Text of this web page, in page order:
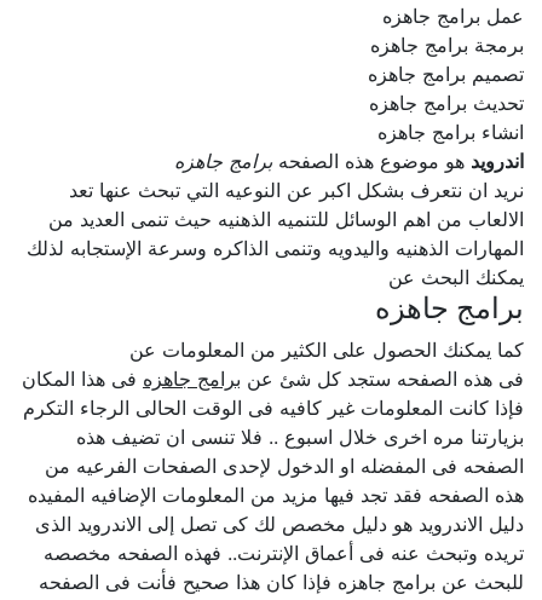
عمل برامج جاهزه
برمجة برامج جاهزه
تصميم برامج جاهزه
تحديث برامج جاهزه
انشاء برامج جاهزه
اندرويدهو موضوع هذه الصفحهبرامج جاهزه
نريد ان نتعرف بشكل اكبر عن النوعيه التي تبحث عنها تعد
الالعاب من اهم الوسائل للتنميه الذهنيه حيث تنمى العديد من
المهارات الذهنيه واليدويه وتنمى الذاكره وسرعة الإستجابه لذلك
يمكنك البحث عن
برامج جاهزه
كما يمكنك الحصول على الكثير من المعلومات عن
فى هذه الصفحه ستجد كل شئ عنبرامج جاهزهفى هذا المكان
فإذا كانت المعلومات غير كافيه فى الوقت الحالى الرجاء التكرم
بزيارتنا مره اخرى خلال اسبوع .. فلا تنسى ان تضيف هذه
الصفحه فى المفضله او الدخول لإحدى الصفحات الفرعيه من
هذه الصفحه فقد تجد فيها مزيد من المعلومات الإضافيه المفيده
دليل الاندرويد هو دليل مخصص لك كى تصل إلى الاندرويد الذى
تريده وتبحث عنه فى أعماق الإنترنت.. فهذه الصفحه مخصصه
للبحث عن برامج جاهزه فإذا كان هذا صحيح فأنت فى الصفحه